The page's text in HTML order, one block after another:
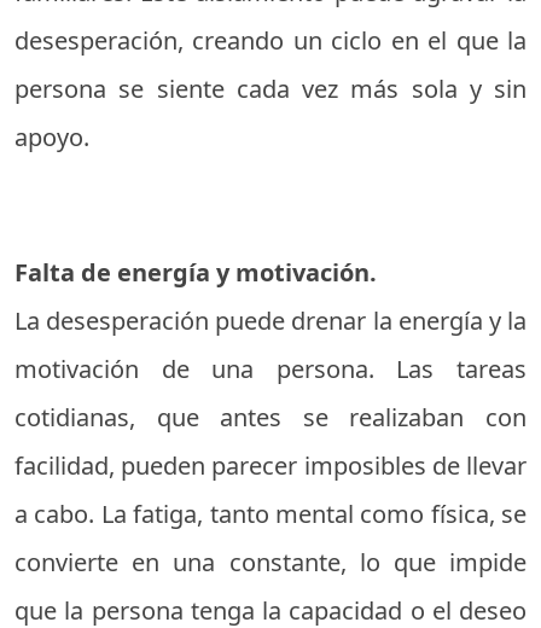
desesperación, creando un ciclo en el que la
persona se siente cada vez más sola y sin
apoyo.
Falta de energía y motivación.
La desesperación puede drenar la energía y la
motivación de una persona. Las tareas
cotidianas, que antes se realizaban con
facilidad, pueden parecer imposibles de llevar
a cabo. La fatiga, tanto mental como física, se
convierte en una constante, lo que impide
que la persona tenga la capacidad o el deseo